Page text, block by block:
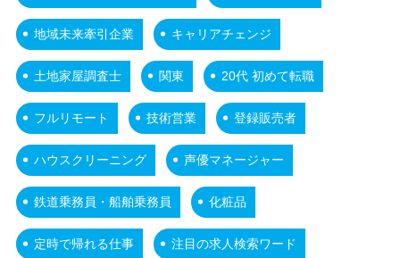
地域未来牽引企業 キャリアチェンジ
土地家屋調査士 関東 20代 初めて転職
フルリモート 技術営業 登録販売者
ハウスクリーニング 声優マネージャー
鉄道乗務員・船舶乗務員 化粧品
定時で帰れる仕事 注目の求人検索ワード